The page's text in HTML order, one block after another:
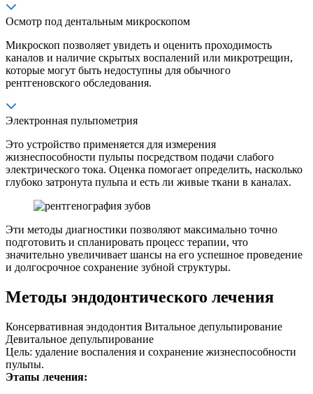
Осмотр под дентальным микроскопом
Микроскоп позволяет увидеть и оценить проходимость
каналов и наличие скрытых воспалений или микротрещин,
которые могут быть недоступны для обычного
рентгеновского обследования.
Электронная пульпометрия
Это устройство применяется для измерения
жизнеспособности пульпы посредством подачи слабого
электрического тока. Оценка помогает определить, насколько
глубоко затронута пульпа и есть ли живые ткани в каналах.
Эти методы диагностики позволяют максимально точно
подготовить и спланировать процесс терапии, что
значительно увеличивает шансы на его успешное проведение
и долгосрочное сохранение зубной структуры.
Методы эндодонтического лечения
Консервативная эндодонтия Витальное депульпирование
Девитальное депульпирование
Цель: удаление воспаления и сохранение жизнеспособности
пульпы.
Этапы лечения: